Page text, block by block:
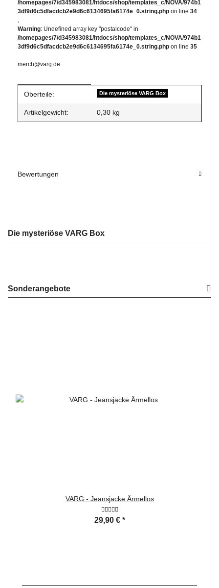
/homepages/7/d345983081/htdocs/shop/templates_c/NOVA/974b1
3df9d6c5dfacdcb2e9d6c6134695fa6174e_0.string.php on line 34
Warning: Undefined array key "postalcode" in
/homepages/7/d345983081/htdocs/shop/templates_c/NOVA/974b1
3df9d6c5dfacdcb2e9d6c6134695fa6174e_0.string.php on line 35
merch@varg.de
Produkteigenschaft
Wert
Oberteile: Die mysteriöse VARG Box
Artikelgewicht: 0,30 kg
Bewertungen
Die mysteriöse VARG Box
Sonderangebote
VARG - Jeansjacke Ärmellos
29,90 € *